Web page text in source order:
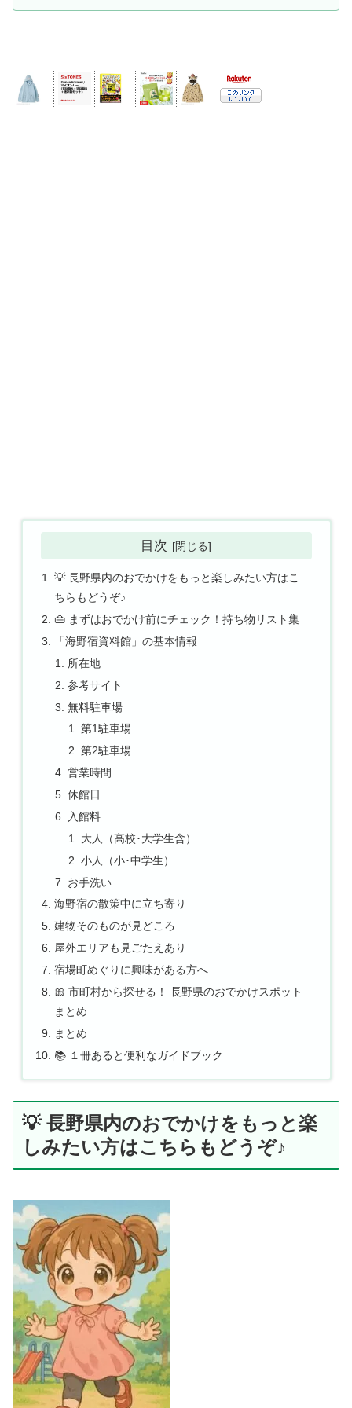
目次
💡 長野県内のおでかけをもっと楽しみたい方はこ
ちらもどうぞ♪
👜 まずはおでかけ前にチェック！持ち物リスト集
「海野宿資料館」の基本情報
所在地
参考サイト
無料駐車場
第1駐車場
第2駐車場
営業時間
休館日
入館料
大人（高校･大学生含）
小人（小･中学生）
お手洗い
海野宿の散策中に立ち寄り
建物そのものが見どころ
屋外エリアも見ごたえあり
宿場町めぐりに興味がある方へ
🎀 市町村から探せる！ 長野県のおでかけスポット
まとめ
まとめ
📚 １冊あると便利なガイドブック
💡 長野県内のおでかけをもっと楽
しみたい方はこちらもどうぞ♪